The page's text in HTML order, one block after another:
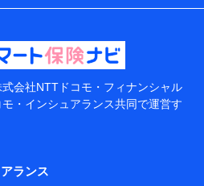
う各共同利用者（詳細は次のと
目11番1号 山王パークタワー
表取締役社長 前田 義晃
町2-14-10 アーバンネット日
式会社NTTドコモ・フィナンシャル
・インシュアランス共同で運営す
ランス